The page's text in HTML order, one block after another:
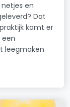
en
Dat
komt er
leegmaken